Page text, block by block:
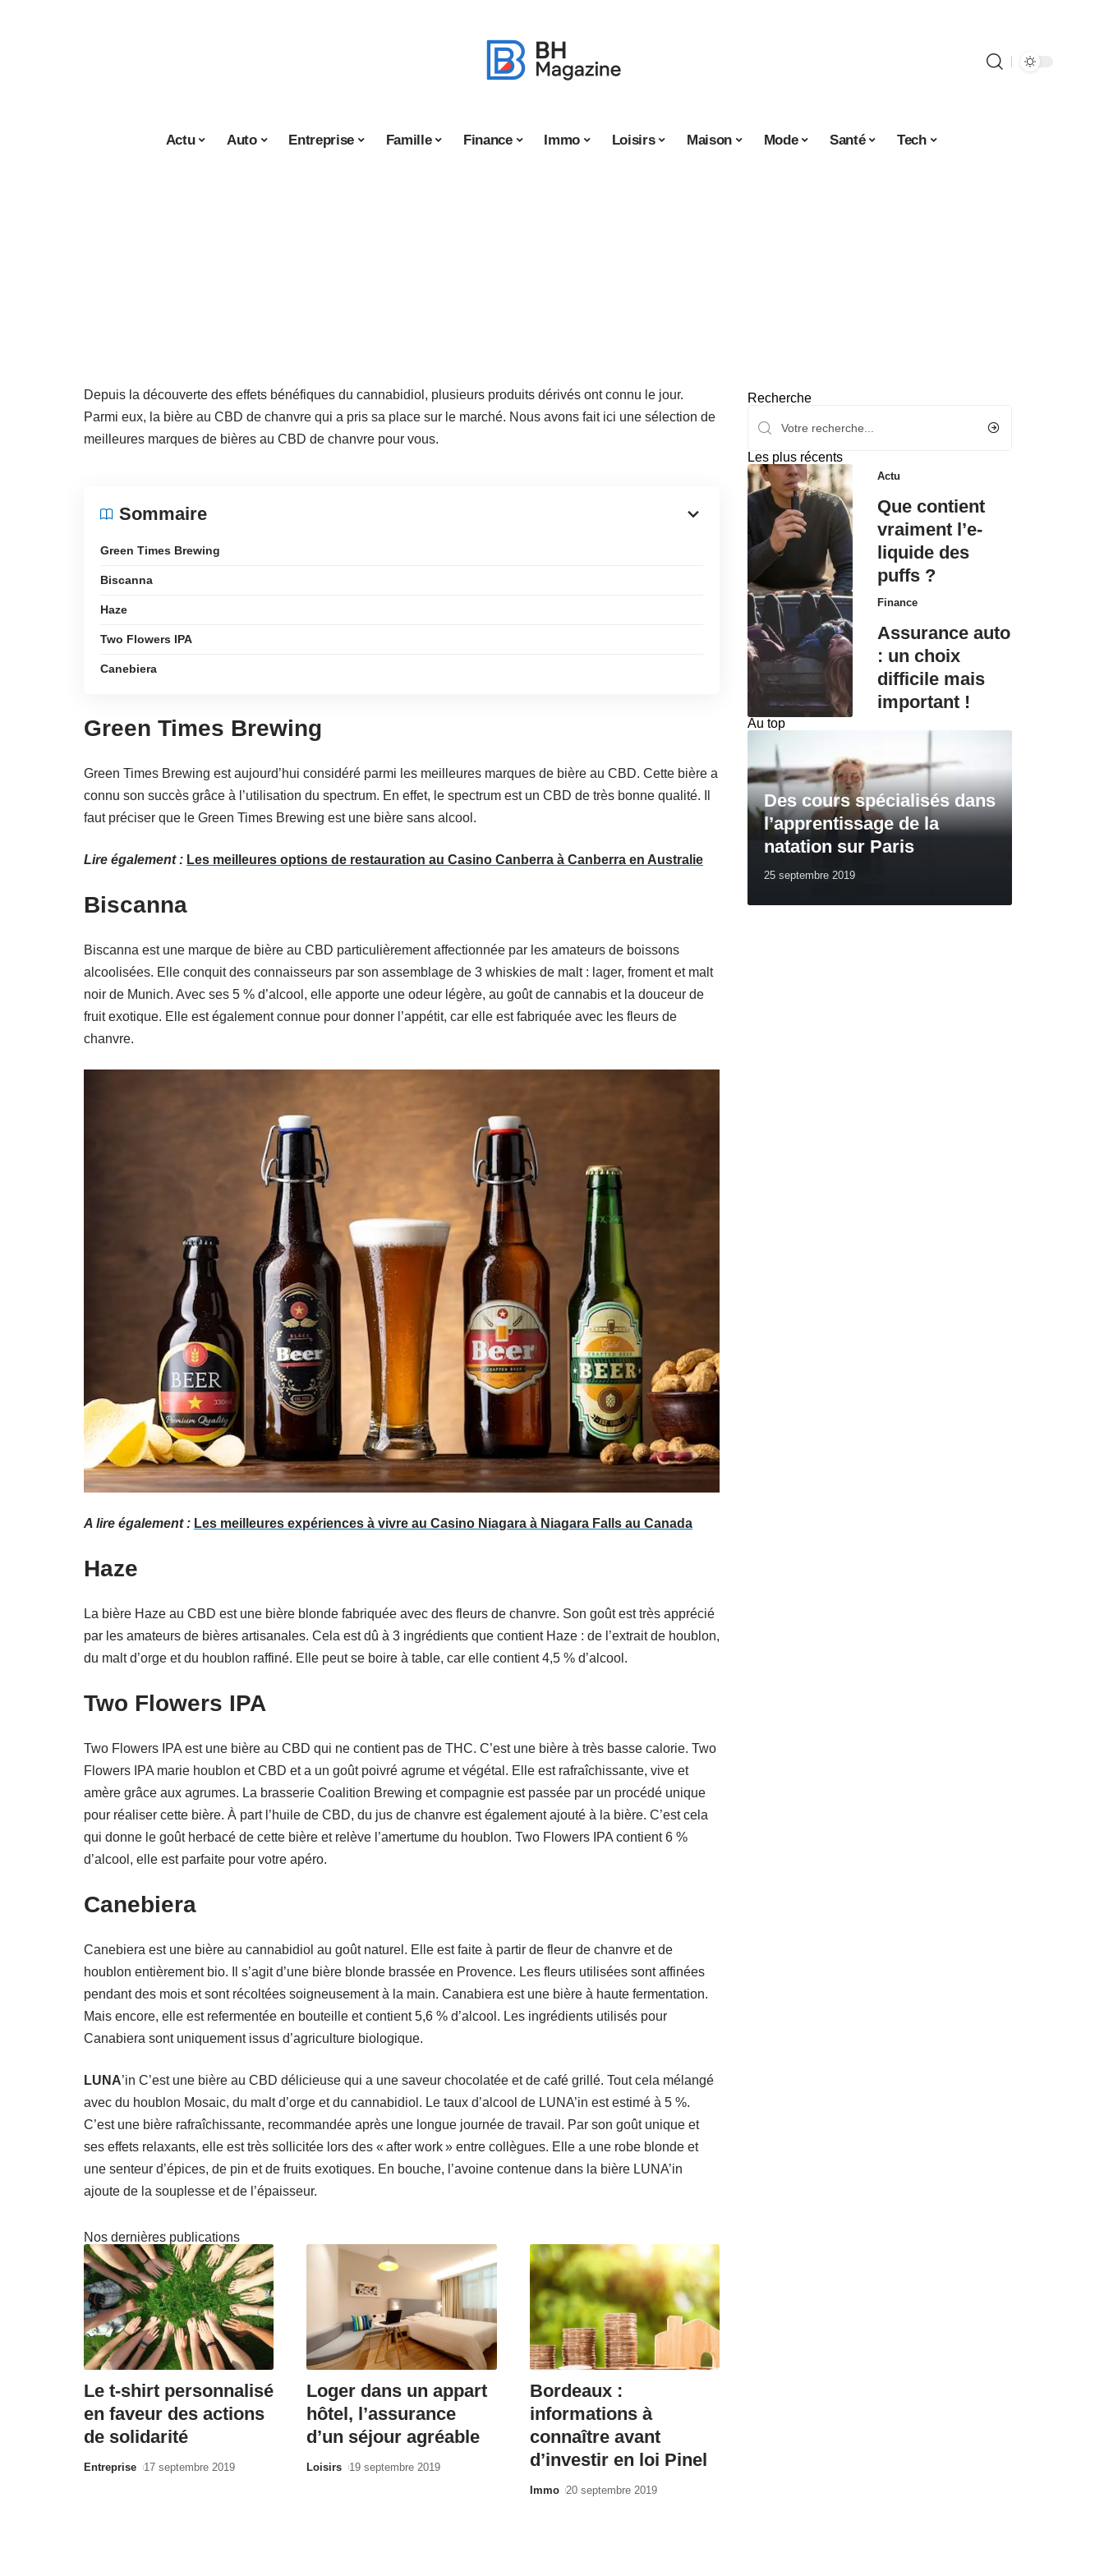
Actu Auto Entreprise Famille Finance Immo Loisirs Maison Mode Santé Tech
Depuis la découverte des effets bénéfiques du cannabidiol, plusieurs produits dérivés ont connu le jour.
Parmi eux, la bière au CBD de chanvre qui a pris sa place sur le marché. Nous avons fait ici une sélection de
meilleures marques de bières au CBD de chanvre pour vous.
Sommaire
Green Times Brewing
Biscanna
Haze
Two Flowers IPA
Canebiera
Green Times Brewing
Green Times Brewing est aujourd’hui considéré parmi les meilleures marques de bière au CBD. Cette bière a
connu son succès grâce à l’utilisation du spectrum. En effet, le spectrum est un CBD de très bonne qualité. Il
faut préciser que le Green Times Brewing est une bière sans alcool.
Lire également : Les meilleures options de restauration au Casino Canberra à Canberra en Australie
Biscanna
Biscanna est une marque de bière au CBD particulièrement affectionnée par les amateurs de boissons
alcoolisées. Elle conquit des connaisseurs par son assemblage de 3 whiskies de malt : lager, froment et malt
noir de Munich. Avec ses 5 % d’alcool, elle apporte une odeur légère, au goût de cannabis et la douceur de
fruit exotique. Elle est également connue pour donner l’appétit, car elle est fabriquée avec les fleurs de
chanvre.
A lire également : Les meilleures expériences à vivre au Casino Niagara à Niagara Falls au Canada
Haze
La bière Haze au CBD est une bière blonde fabriquée avec des fleurs de chanvre. Son goût est très apprécié
par les amateurs de bières artisanales. Cela est dû à 3 ingrédients que contient Haze : de l’extrait de houblon,
du malt d’orge et du houblon raffiné. Elle peut se boire à table, car elle contient 4,5 % d’alcool.
Two Flowers IPA
Two Flowers IPA est une bière au CBD qui ne contient pas de THC. C’est une bière à très basse calorie. Two
Flowers IPA marie houblon et CBD et a un goût poivré agrume et végétal. Elle est rafraîchissante, vive et
amère grâce aux agrumes. La brasserie Coalition Brewing et compagnie est passée par un procédé unique
pour réaliser cette bière. À part l’huile de CBD, du jus de chanvre est également ajouté à la bière. C’est cela
qui donne le goût herbacé de cette bière et relève l’amertume du houblon. Two Flowers IPA contient 6 %
d’alcool, elle est parfaite pour votre apéro.
Canebiera
Canebiera est une bière au cannabidiol au goût naturel. Elle est faite à partir de fleur de chanvre et de
houblon entièrement bio. Il s’agit d’une bière blonde brassée en Provence. Les fleurs utilisées sont affinées
pendant des mois et sont récoltées soigneusement à la main. Canabiera est une bière à haute fermentation.
Mais encore, elle est refermentée en bouteille et contient 5,6 % d’alcool. Les ingrédients utilisés pour
Canabiera sont uniquement issus d’agriculture biologique.
LUNA’in C’est une bière au CBD délicieuse qui a une saveur chocolatée et de café grillé. Tout cela mélangé
avec du houblon Mosaic, du malt d’orge et du cannabidiol. Le taux d’alcool de LUNA’in est estimé à 5 %.
C’est une bière rafraîchissante, recommandée après une longue journée de travail. Par son goût unique et
ses effets relaxants, elle est très sollicitée lors des « after work » entre collègues. Elle a une robe blonde et
une senteur d’épices, de pin et de fruits exotiques. En bouche, l’avoine contenue dans la bière LUNA’in
ajoute de la souplesse et de l’épaisseur.
Nos dernières publications
Le t-shirt personnalisé
en faveur des actions
de solidarité
Entreprise 17 septembre 2019
Loger dans un appart
hôtel, l’assurance
d’un séjour agréable
Loisirs 19 septembre 2019
Bordeaux :
informations à
connaître avant
d’investir en loi Pinel
Immo 20 septembre 2019
Recherche
Les plus récents
Actu
Que contient
vraiment l’e-
liquide des
puffs ?
Finance
Assurance auto
: un choix
difficile mais
important !
Au top
Des cours spécialisés dans
l’apprentissage de la
natation sur Paris
25 septembre 2019